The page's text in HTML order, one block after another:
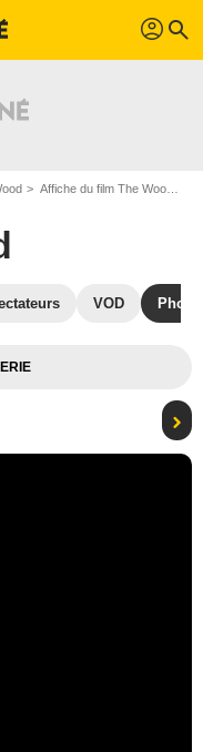
profil search
Affiche du film The Wood - Photo 1
VOD